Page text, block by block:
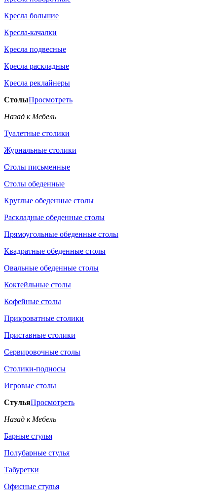
Кресла большие
Кресла-качалки
Кресла подвесные
Кресла раскладные
Кресла реклайнеры
СтолыПросмотреть
Назад к Мебель
Туалетные столики
Журнальные столики
Столы письменные
Столы обеденные
Круглые обеденные столы
Раскладные обеденные столы
Прямоугольные обеденные столы
Квадратные обеденные столы
Овальные обеденные столы
Коктейльные столы
Кофейные столы
Прикроватные столики
Приставные столики
Сервировочные столы
Столики-подносы
Игровые столы
СтульяПросмотреть
Назад к Мебель
Барные стулья
Полубарные стулья
Табуретки
Офисные стулья